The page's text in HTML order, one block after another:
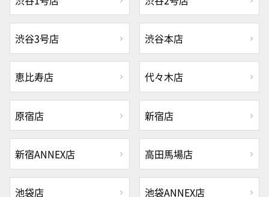
渋谷3号店 渋谷本店
恵比寿店 代々木店
原宿店 新宿店
新宿ANNEX店 高田馬場店
池袋店 池袋ANNEX店